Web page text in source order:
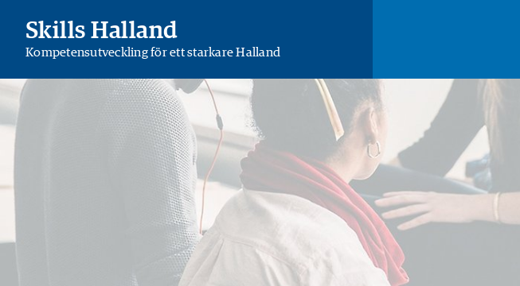
Skills Halland
Kompetensutveckling för ett starkare Halland